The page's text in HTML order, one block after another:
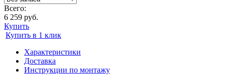
Всего:
6 259 руб.
Купить
Купить в 1 клик
Характеристики
Доставка
Инструкции по монтажу